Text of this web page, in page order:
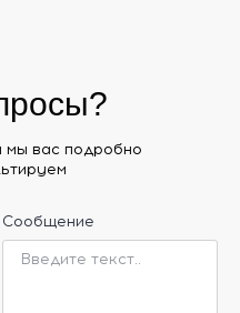
вас подробно
Сообщение